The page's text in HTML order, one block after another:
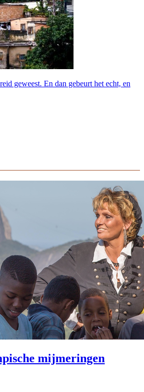
geweest. En dan gebeurt het echt, en
mijmeringen